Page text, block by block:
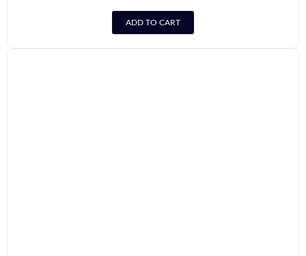
ADD TO CART